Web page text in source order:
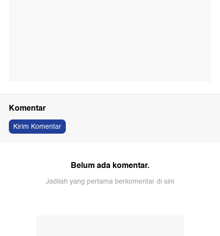
Komentar
Kirim Komentar
Belum ada komentar.
Jadilah yang pertama berkomentar di sini